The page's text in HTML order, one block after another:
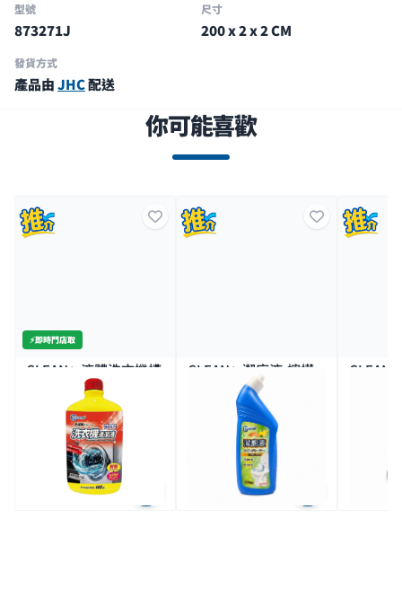
型號
873271J
尺寸
200 x 2 x 2 CM
發貨方式
產品由JHC配送
你可能喜歡
⚡️即時門店取
CLEAN+-液體洗衣機槽
清洁劑 600G
$13.9
CLEAN+-潔廁液-檸檬
味750ML
$10.9